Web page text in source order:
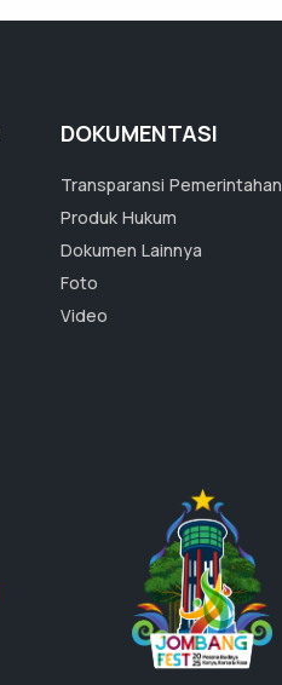
DOKUMENTASI
Transparansi Pemerintahan
Produk Hukum
Dokumen Lainnya
Foto
Video